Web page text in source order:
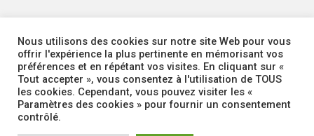
MENTIONS LÉGALES
PLAN DU SITE
ACCESSIBILITÉ
ADMINISTRATEUR
COOKIES
Nous utilisons des cookies sur notre site Web pour vous
offrir l'expérience la plus pertinente en mémorisant vos
préférences et en répétant vos visites. En cliquant sur «
Tout accepter », vous consentez à l'utilisation de TOUS
les cookies. Cependant, vous pouvez visiter les «
Paramètres des cookies » pour fournir un consentement
contrôlé.